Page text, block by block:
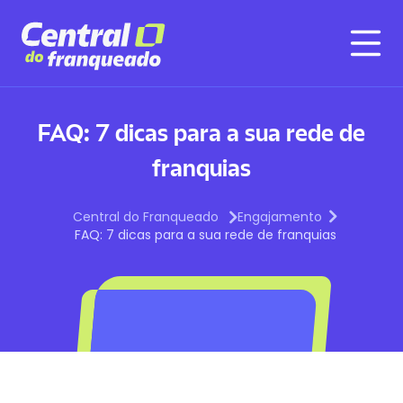
FAQ: 7 dicas para a sua rede de
franquias
Central do Franqueado
Engajamento
FAQ: 7 dicas para a sua rede de franquias